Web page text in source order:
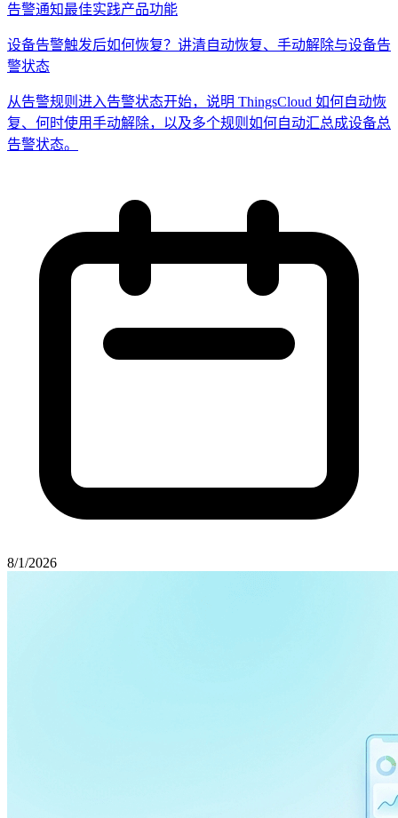
告警通知最佳实践产品功能
设备告警触发后如何恢复？讲清自动恢复、手动解除与设备告
警状态
从告警规则进入告警状态开始，说明 ThingsCloud 如何自动恢
复、何时使用手动解除，以及多个规则如何自动汇总成设备总
告警状态。
8/1/2026